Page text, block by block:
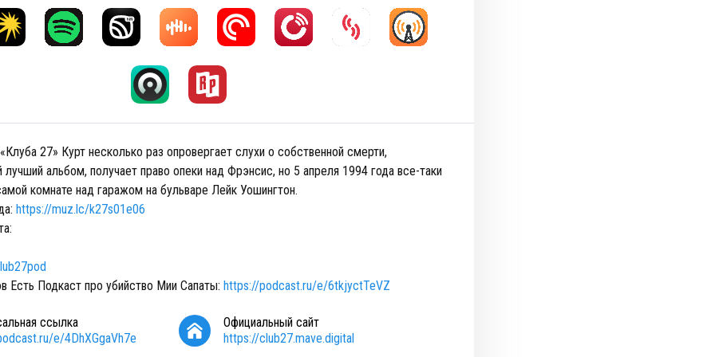
27» Курт несколько раз опровергает слухи о собственной смерти,
лучший альбом, получает право опеки над Фрэнсис, но 5 апреля 1994 года все-таки
комнате над гаражом на бульваре Лейк Уошингтон.
https://muz.lc/k27s01e06
Есть Подкаст про убийство Мии Сапаты: https://podcast.ru/e/6tkjyctTeVZ
ссылка
e/4DhXGgaVh7e
Официальный сайт
https://club27.mave.digital